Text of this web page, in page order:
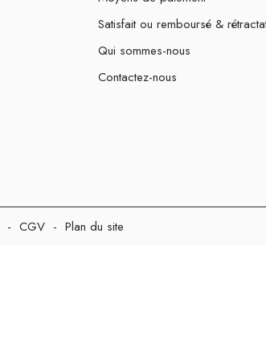
Satisfait ou remboursé &
Qui sommes-nous
Contactez-nous
- CGV - Plan du site